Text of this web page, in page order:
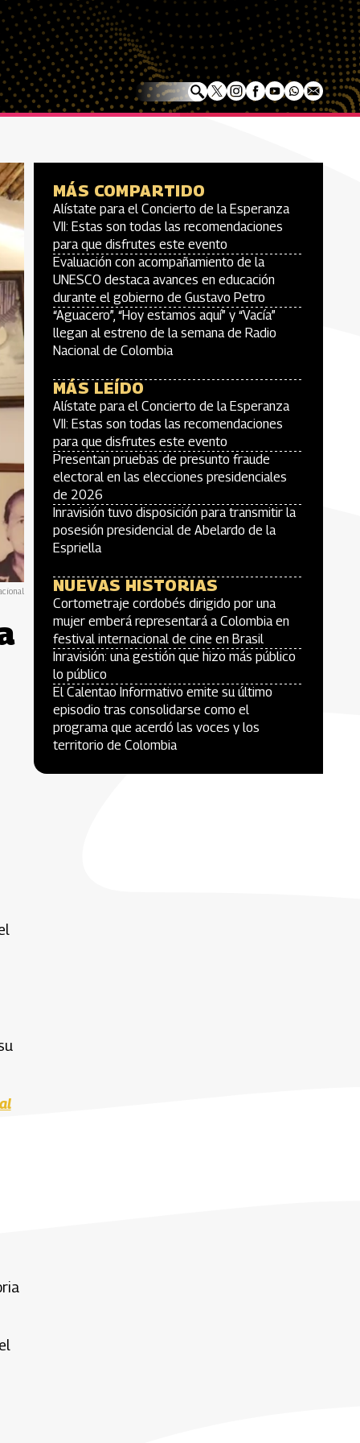
MÁS COMPARTIDO
Alístate para el Concierto de la Esperanza
VII: Estas son todas las recomendaciones
para que disfrutes este evento
Evaluación con acompañamiento de la
UNESCO destaca avances en educación
durante el gobierno de Gustavo Petro
“Aguacero”, “Hoy estamos aquí” y “Vacía”
llegan al estreno de la semana de Radio
Nacional de Colombia
MÁS LEÍDO
Alístate para el Concierto de la Esperanza
VII: Estas son todas las recomendaciones
para que disfrutes este evento
Presentan pruebas de presunto fraude
electoral en las elecciones presidenciales
de 2026
Inravisión tuvo disposición para transmitir la
posesión presidencial de Abelardo de la
Espriella
NUEVAS HISTORIAS
Cortometraje cordobés dirigido por una
mujer emberá representará a Colombia en
festival internacional de cine en Brasil
Inravisión: una gestión que hizo más público
lo público
El Calentao Informativo emite su último
episodio tras consolidarse como el
programa que acerdó las voces y los
territorio de Colombia